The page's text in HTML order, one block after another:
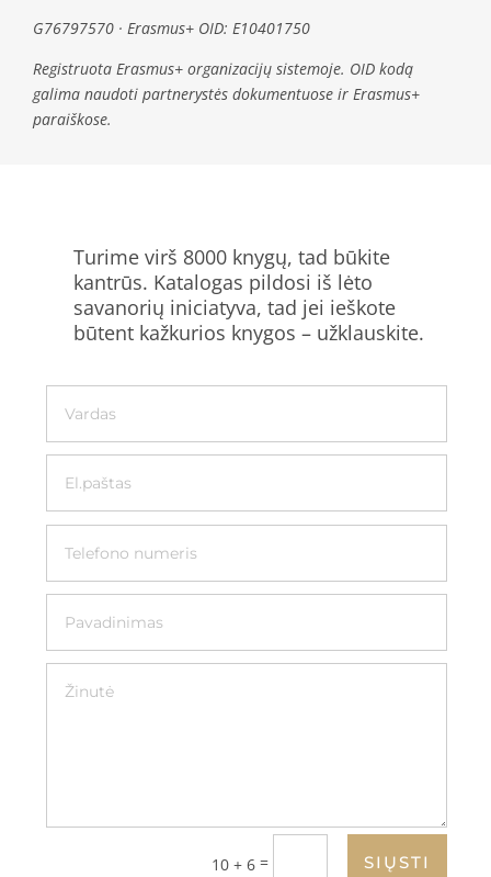
G76797570 · Erasmus+ OID: E10401750
Registruota Erasmus+ organizacijų sistemoje. OID kodą
galima naudoti partnerystės dokumentuose ir Erasmus+
paraiškose.
Turime virš 8000 knygų, tad būkite
kantrūs. Katalogas pildosi iš lėto
savanorių iniciatyva, tad jei ieškote
būtent kažkurios knygos – užklauskite.
10 + 6 = SIŲSTI